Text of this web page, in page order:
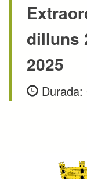
dilluns
2025
Durada: